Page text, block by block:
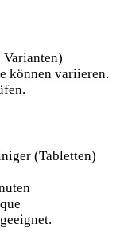
können variieren.
.
(Tabletten)
.